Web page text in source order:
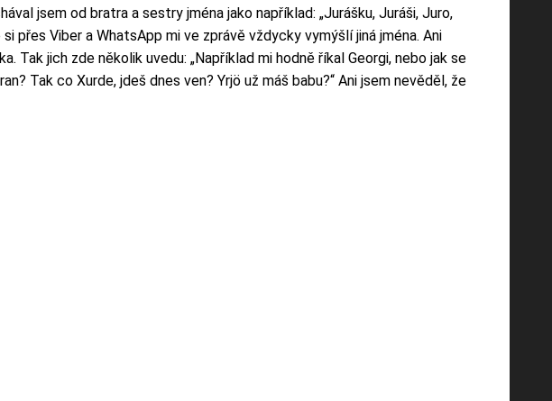
jsem od bratra a sestry jména jako například: „Jurášku, Juráši, Juro,
přes Viber a WhatsApp mi ve zprávě vždycky vymýšlí jiná jména. Ani
Tak jich zde několik uvedu: „Například mi hodně říkal Georgi, nebo jak se
Tak co Xurde, jdeš dnes ven? Yrjö už máš babu?“ Ani jsem nevěděl, že